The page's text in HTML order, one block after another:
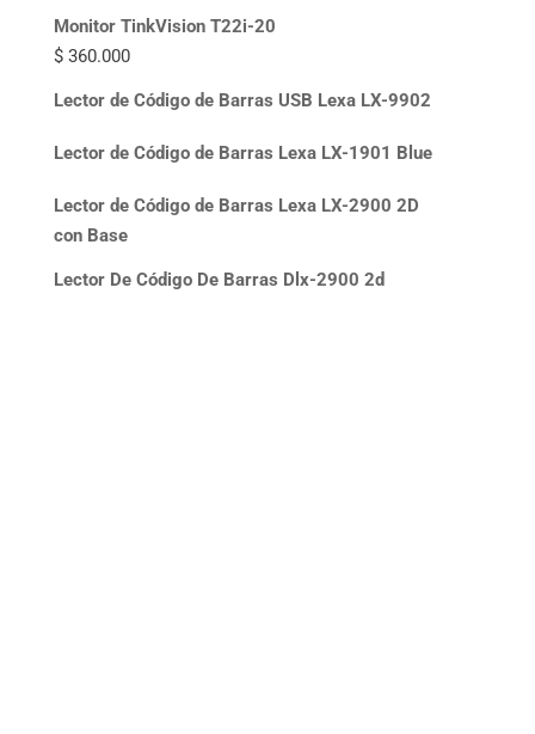
Monitor TinkVision T22i-20
$360.000
Lector de Código de Barras USB Lexa LX-9902
Lector de Código de Barras Lexa LX-1901 Blue
Lector de Código de Barras Lexa LX-2900 2D
con Base
Lector De Código De Barras Dlx-2900 2d